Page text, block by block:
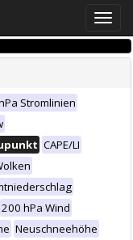
Toggle
Stromlinien
CAPE/LI
200 hPa Wind
Neuschneehöhe